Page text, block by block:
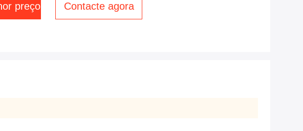
preço Contacte agora